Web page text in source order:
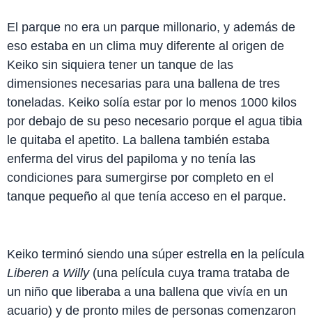
El parque no era un parque millonario, y además de
eso estaba en un clima muy diferente al origen de
Keiko sin siquiera tener un tanque de las
dimensiones necesarias para una ballena de tres
toneladas. Keiko solía estar por lo menos 1000 kilos
por debajo de su peso necesario porque el agua tibia
le quitaba el apetito. La ballena también estaba
enferma del virus del papiloma y no tenía las
condiciones para sumergirse por completo en el
tanque pequeño al que tenía acceso en el parque.
Keiko terminó siendo una súper estrella en la película
Liberen a Willy (una película cuya trama trataba de
un niño que liberaba a una ballena que vivía en un
acuario) y de pronto miles de personas comenzaron